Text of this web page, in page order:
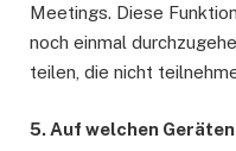
Meetings. Diese
noch einmal
teilen, die nicht
5. Auf welchen